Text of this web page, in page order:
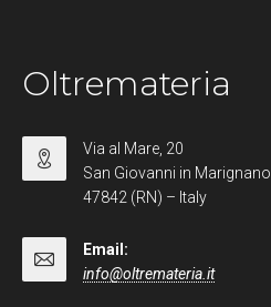
Oltremateria
Via al Mare, 20
San Giovanni in Marignano
47842 (RN) – Italy
Email:
info@oltremateria.it